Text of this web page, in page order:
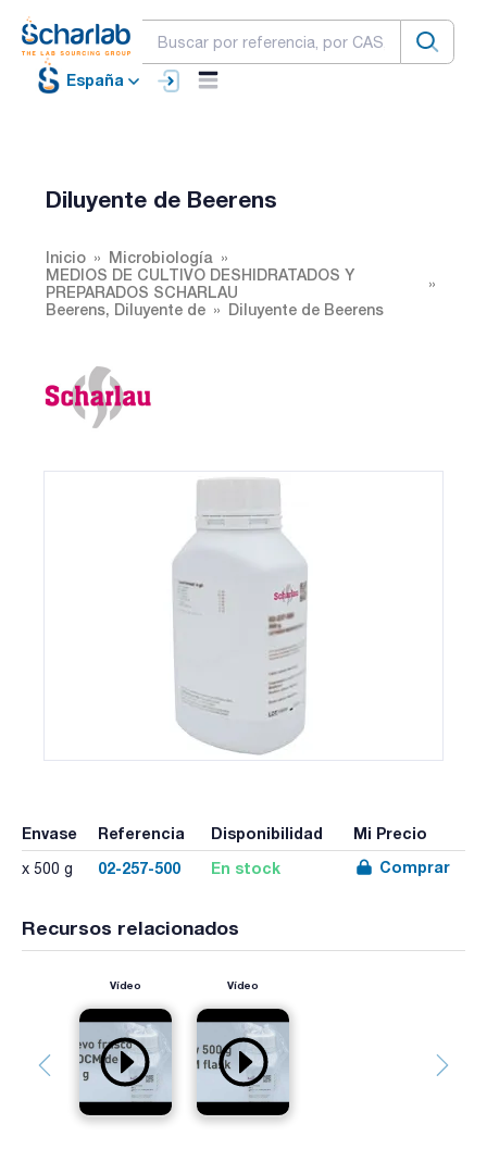
España
Diluyente de Beerens
Inicio
Microbiología
MEDIOS DE CULTIVO DESHIDRATADOS Y
PREPARADOS SCHARLAU
Beerens, Diluyente de
Diluyente de Beerens
Envase Referencia Disponibilidad Mi Precio
x 500 g 02-257-500 En stock Comprar
Recursos relacionados
Vídeo Vídeo